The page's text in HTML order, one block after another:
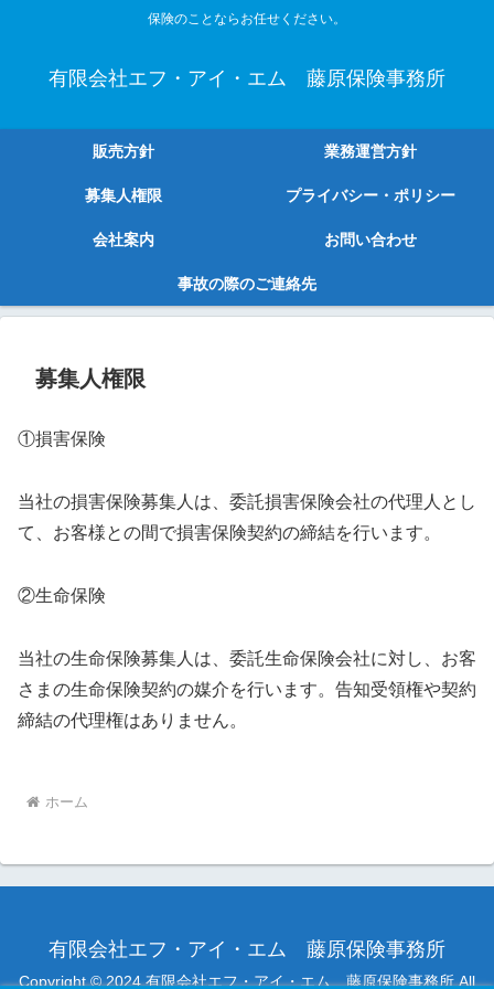
保険のことならお任せください。
有限会社エフ・アイ・エム 藤原保険事務所
販売方針 業務運営方針
募集人権限 プライバシー・ポリシー
会社案内 お問い合わせ
事故の際のご連絡先
募集人権限
①損害保険
当社の損害保険募集人は、委託損害保険会社の代理人とし
て、お客様との間で損害保険契約の締結を行います。
②生命保険
当社の生命保険募集人は、委託生命保険会社に対し、お客
さまの生命保険契約の媒介を行います。告知受領権や契約
締結の代理権はありません。
ホーム
有限会社エフ・アイ・エム 藤原保険事務所
Copyright © 2024 有限会社エフ・アイ・エム 藤原保険事務所 All